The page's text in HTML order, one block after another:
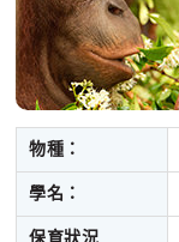
物種：
學名：
保育狀況